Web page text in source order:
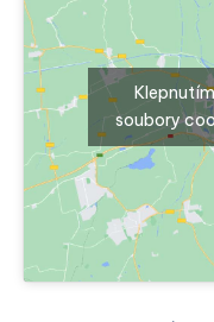
soubory